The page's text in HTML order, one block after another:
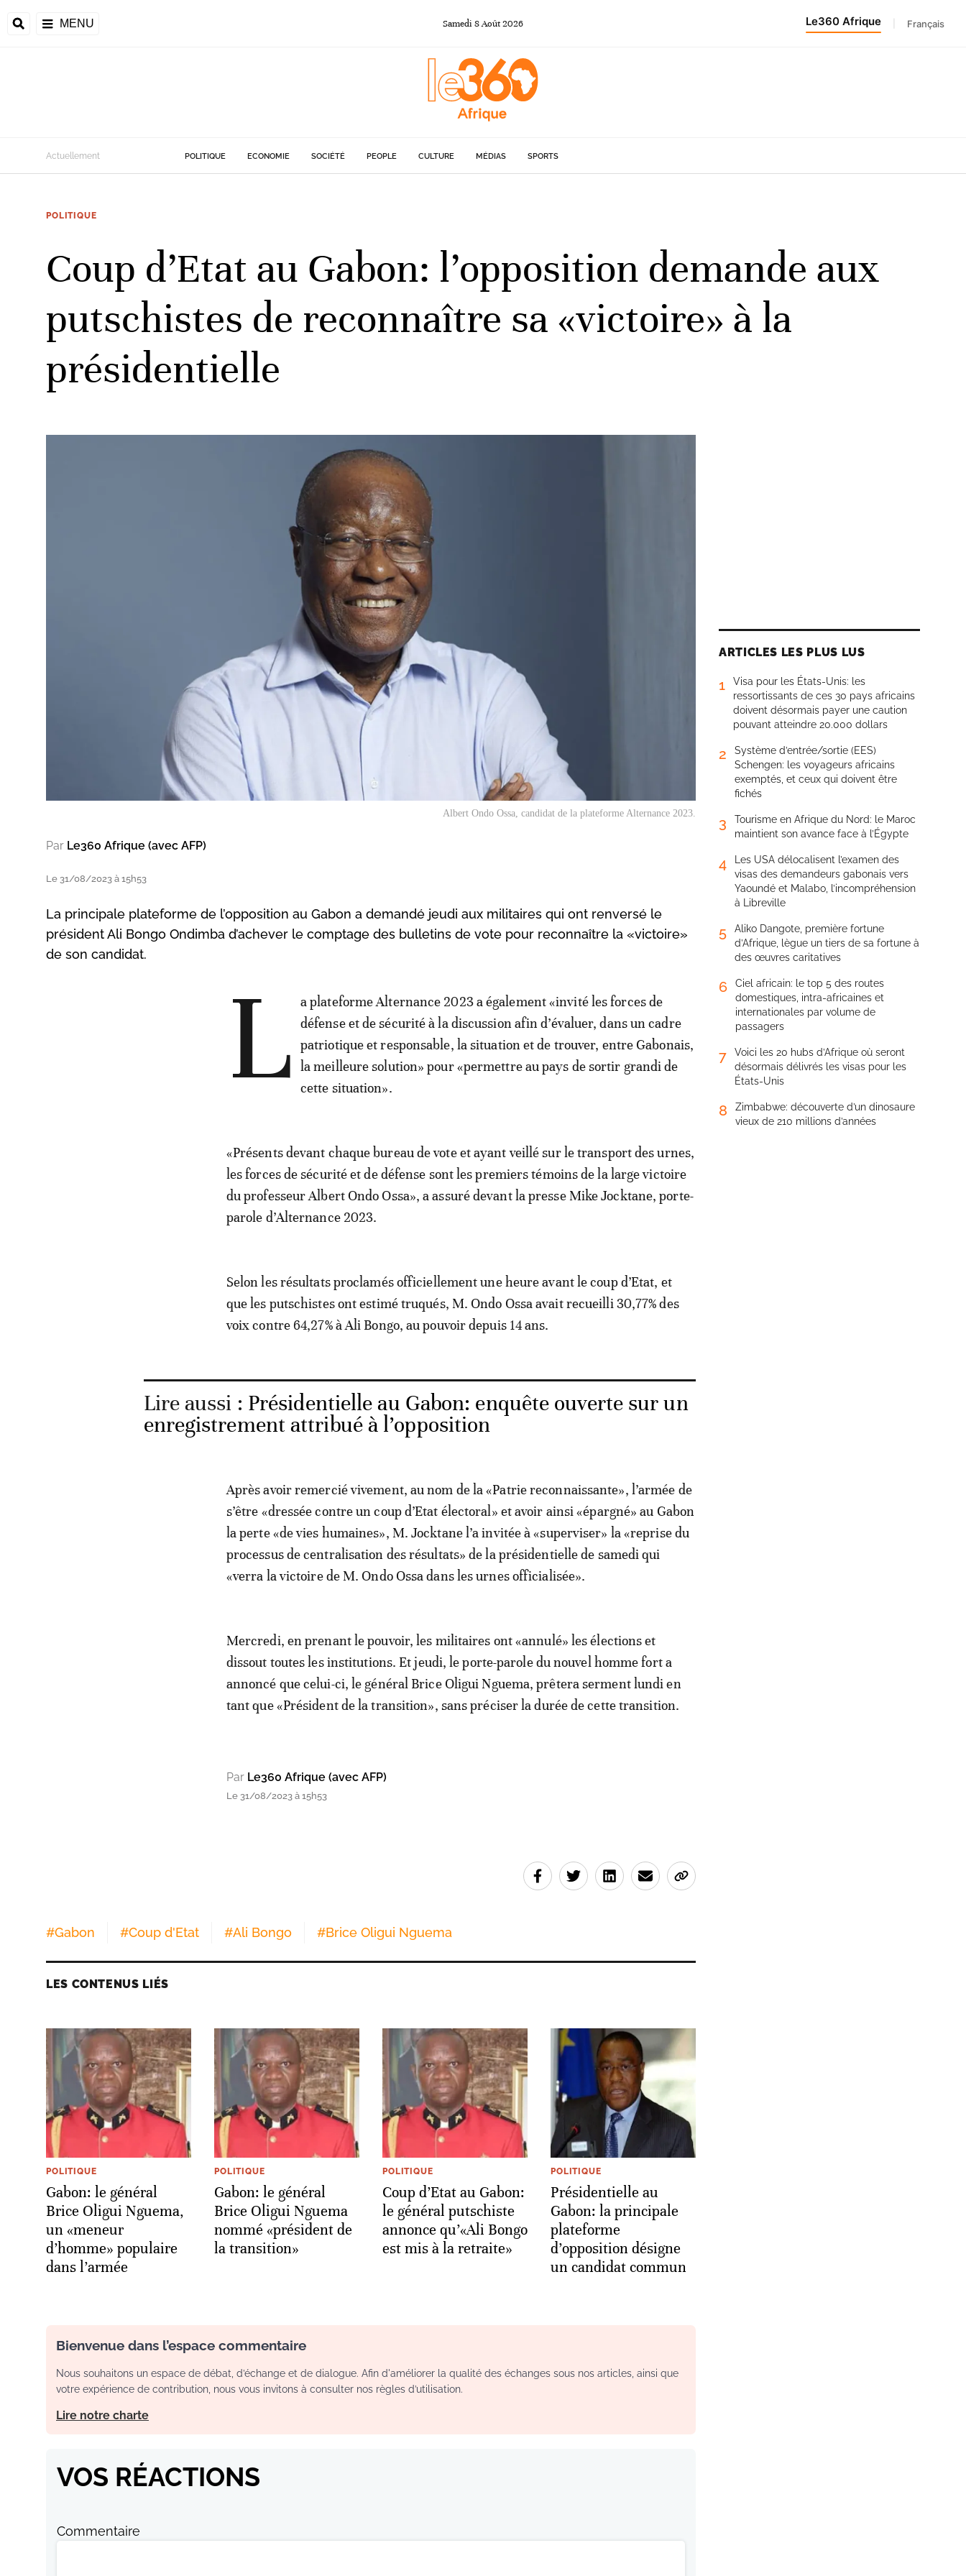
MENU Samedi 8Août2026 Le360 Afrique Français
Actuellement POLITIQUE ECONOMIE SOCIÉTÉ PEOPLE CULTURE MÉDIAS SPORTS
POLITIQUE
Coup d’Etat au Gabon: l’opposition demande aux
putschistes de reconnaître sa «victoire» à la
présidentielle
Albert Ondo Ossa, candidat de la plateforme Alternance 2023.
Par Le360 Afrique (avec AFP)
Le 31/08/2023 à 15h53
La principale plateforme de l’opposition au Gabon a demandé jeudi aux militaires qui ont renversé le
président Ali Bongo Ondimba d’achever le comptage des bulletins de vote pour reconnaître la «victoire»
de son candidat.
L
a plateforme Alternance 2023 a également «invité les forces de
défense et de sécurité à la discussion afin d’évaluer, dans un cadre
patriotique et responsable, la situation et de trouver, entre Gabonais,
la meilleure solution» pour «permettre au pays de sortir grandi de
cette situation».
«Présents devant chaque bureau de vote et ayant veillé sur le transport des urnes,
les forces de sécurité et de défense sont les premiers témoins de la large victoire
du professeur Albert Ondo Ossa», a assuré devant la presse Mike Jocktane, porte-
parole d’Alternance 2023.
Selon les résultats proclamés officiellement une heure avant le coup d’Etat, et
que les putschistes ont estimé truqués, M. Ondo Ossa avait recueilli 30,77% des
voix contre 64,27% à Ali Bongo, au pouvoir depuis 14 ans.
Lire aussi : Présidentielle au Gabon: enquête ouverte sur un
enregistrement attribué à l’opposition
Après avoir remercié vivement, au nom de la «Patrie reconnaissante», l’armée de
s’être «dressée contre un coup d’Etat électoral» et avoir ainsi «épargné» au Gabon
la perte «de vies humaines», M. Jocktane l’a invitée à «superviser» la «reprise du
processus de centralisation des résultats» de la présidentielle de samedi qui
«verra la victoire de M. Ondo Ossa dans les urnes officialisée».
Mercredi, en prenant le pouvoir, les militaires ont «annulé» les élections et
dissout toutes les institutions. Et jeudi, le porte-parole du nouvel homme fort a
annoncé que celui-ci, le général Brice Oligui Nguema, prêtera serment lundi en
tant que «Président de la transition», sans préciser la durée de cette transition.
Par Le360 Afrique (avec AFP)
Le 31/08/2023 à 15h53
#Gabon #Coup d'Etat #Ali Bongo #Brice Oligui Nguema
LES CONTENUS LIÉS
POLITIQUE
Gabon: le général
Brice Oligui Nguema,
un «meneur
d’homme» populaire
dans l’armée
POLITIQUE
Gabon: le général
Brice Oligui Nguema
nommé «président de
la transition»
POLITIQUE
Coup d’Etat au Gabon:
le général putschiste
annonce qu’«Ali Bongo
est mis à la retraite»
POLITIQUE
Présidentielle au
Gabon: la principale
plateforme
d’opposition désigne
un candidat commun
Bienvenue dans l’espace commentaire
Nous souhaitons un espace de débat, d’échange et de dialogue. Afin d'améliorer la qualité des échanges sous nos articles, ainsi que
votre expérience de contribution, nous vous invitons à consulter nos règles d’utilisation.
Lire notre charte
VOS RÉACTIONS
Commentaire
ARTICLES LES PLUS LUS
1
Visa pour les États-Unis: les
ressortissants de ces 30 pays africains
doivent désormais payer une caution
pouvant atteindre 20.000 dollars
2
Système d’entrée/sortie (EES)
Schengen: les voyageurs africains
exemptés, et ceux qui doivent être
fichés
3
Tourisme en Afrique du Nord: le Maroc
maintient son avance face à l’Égypte
4
Les USA délocalisent l’examen des
visas des demandeurs gabonais vers
Yaoundé et Malabo, l’incompréhension
à Libreville
5
Aliko Dangote, première fortune
d’Afrique, lègue un tiers de sa fortune à
des œuvres caritatives
6
Ciel africain: le top 5 des routes
domestiques, intra-africaines et
internationales par volume de
passagers
7
Voici les 20 hubs d’Afrique où seront
désormais délivrés les visas pour les
États-Unis
8
Zimbabwe: découverte d’un dinosaure
vieux de 210 millions d’années